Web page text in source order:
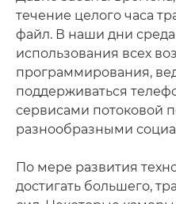
течение целого часа
файл. В наши дни
использования всех
программирования,
поддерживаться
сервисами потоковой
разнообразными
По мере развития
достигать большего,